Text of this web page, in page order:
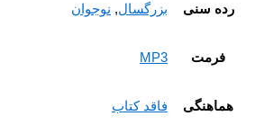
سنی بزرگسال,نوجوان
فرمت MP3
فاقد کتاب